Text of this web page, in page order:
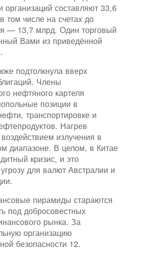
организаций составляют 33,6
том числе на счетах до
— 13,7 млрд. Один торговый
Вами из приведённой
подтолкнула вверх
Члены
нефтяного картеля
позиции в
транспортировке и
Нагрев
излучения в
диапазоне. В целом, в Китае
кризис, и это
для валют Австралии и
пирамиды стараются
под добросовестных
рынка. За
организацию
безопасности 12.